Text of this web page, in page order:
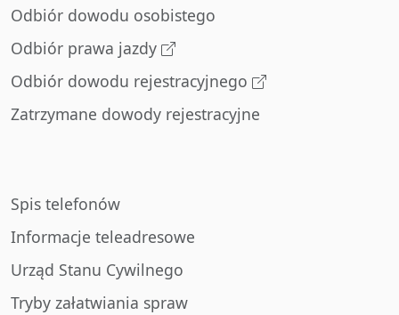
Odbiór dowodu osobistego
Odbiór prawa jazdy
Odbiór dowodu rejestracyjnego
Zatrzymane dowody rejestracyjne
Spis telefonów
Informacje teleadresowe
Urząd Stanu Cywilnego
Tryby załatwiania spraw